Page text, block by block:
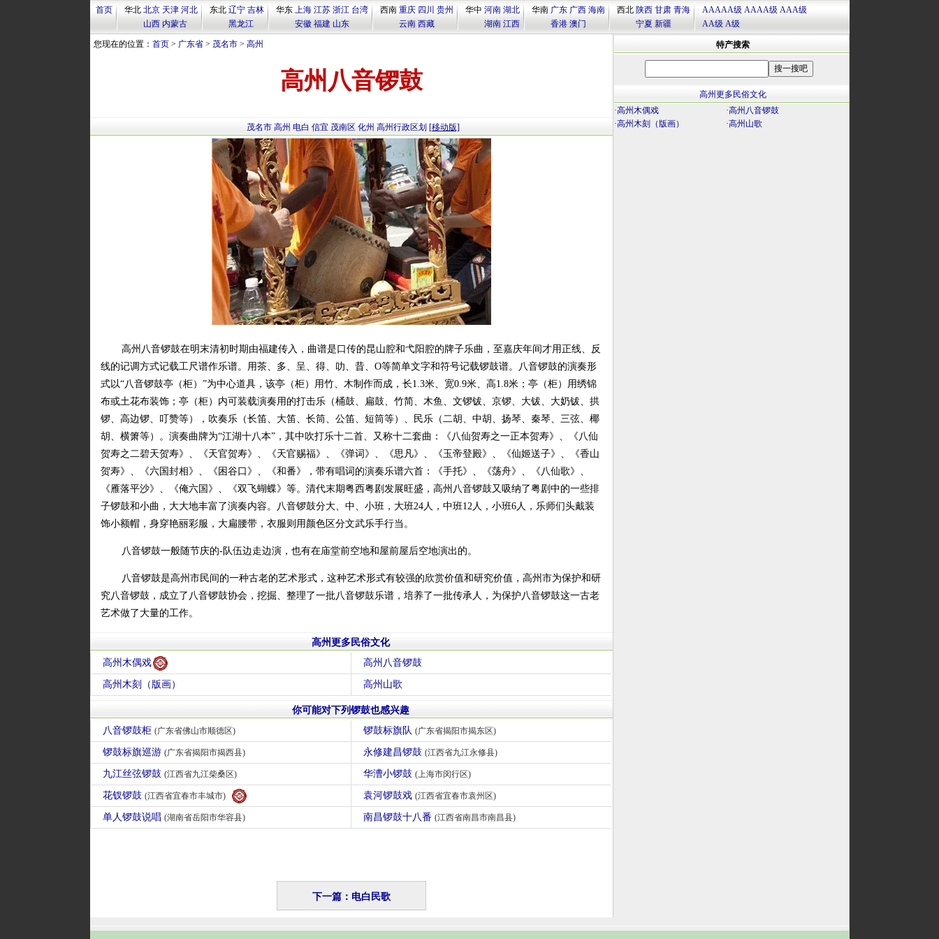
首页 华北 北京 天津 河北
山西 内蒙古
东北 辽宁 吉林
黑龙江
华东 上海 江苏 浙江 台湾
安徽 福建 山东
西南 重庆 四川 贵州
云南 西藏
华中 河南 湖北
湖南 江西
华南 广东 广西 海南
香港 澳门
西北 陕西 甘肃 青海
宁夏 新疆
AAAAA级 AAAA级 AAA级
AA级 A级
您现在的位置： 首页> 广东省> 茂名市> 高州
高州八音锣鼓
茂名市 高州 电白 信宜 茂南区 化州 高州行政区划 [移动版]
高州八音锣鼓在明末清初时期由福建传入，曲谱是口传的昆山腔和弋阳腔的牌子乐曲，至嘉庆年间才用正线、反
线的记调方式记载工尺谱作乐谱。用茶、多、呈、得、叻、昔、O等简单文字和符号记载锣鼓谱。八音锣鼓的演奏形
式以“八音锣鼓亭（柜）”为中心道具，该亭（柜）用竹、木制作而成，长1.3米、宽0.9米、高1.8米；亭（柜）用绣锦
布或土花布装饰；亭（柜）内可装载演奏用的打击乐（桶鼓、扁鼓、竹简、木鱼、文锣钹、京锣、大钹、大奶钹、拱
锣、高边锣、叮赞等），吹奏乐（长笛、大笛、长筒、公笛、短筒等）、民乐（二胡、中胡、扬琴、秦琴、三弦、椰
胡、横箫等）。演奏曲牌为“江湖十八本”，其中吹打乐十二首、又称十二套曲：《八仙贺寿之一正本贺寿》、《八仙
贺寿之二碧天贺寿》、《天官贺寿》、《天官赐福》、《弹词》、《思凡》、《玉帝登殿》、《仙姬送子》、《香山
贺寿》、《六国封相》、《困谷口》、《和番》，带有唱词的演奏乐谱六首：《手托》、《荡舟》、《八仙歌》、
《雁落平沙》、《俺六国》、《双飞蝴蝶》等。清代末期粤西粤剧发展旺盛，高州八音锣鼓又吸纳了粤剧中的一些排
子锣鼓和小曲，大大地丰富了演奏内容。八音锣鼓分大、中、小班，大班24人，中班12人，小班6人，乐师们头戴装
饰小额帽，身穿艳丽彩服，大扁腰带，衣服则用颜色区分文武乐手行当。
八音锣鼓一般随节庆的-队伍边走边演，也有在庙堂前空地和屋前屋后空地演出的。
八音锣鼓是高州市民间的一种古老的艺术形式，这种艺术形式有较强的欣赏价值和研究价值，高州市为保护和研
究八音锣鼓，成立了八音锣鼓协会，挖掘、整理了一批八音锣鼓乐谱，培养了一批传承人，为保护八音锣鼓这一古老
艺术做了大量的工作。
高州更多民俗文化
高州木偶戏
高州八音锣鼓
高州木刻（版画） 高州山歌
你可能对下列锣鼓也感兴趣
八音锣鼓柜 (广东省佛山市顺德区) 锣鼓标旗队 (广东省揭阳市揭东区)
锣鼓标旗巡游 (广东省揭阳市揭西县) 永修建昌锣鼓 (江西省九江永修县)
九江丝弦锣鼓 (江西省九江柴桑区) 华漕小锣鼓 (上海市闵行区)
花钗锣鼓 (江西省宜春市丰城市) 袁河锣鼓戏 (江西省宜春市袁州区)
单人锣鼓说唱 (湖南省岳阳市华容县) 南昌锣鼓十八番 (江西省南昌市南昌县)
下一篇：电白民歌
特产搜索
高州更多民俗文化
·高州木偶戏 ·高州八音锣鼓
·高州木刻（版画） ·高州山歌